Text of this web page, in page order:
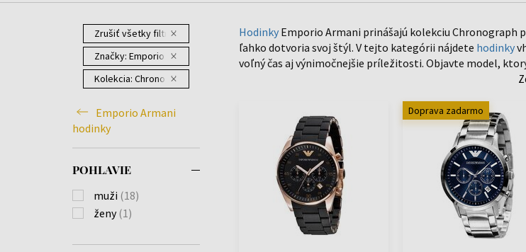
Zrušiť všetky filtre
Značky: Emporio Armani
Kolekcia: Chronograph
Emporio Armani
hodinky
POHLAVIE
muži (18)
ženy(1)
Hodinky Emporio Armani prinášajú kolekciu Chronograph
ľahko dotvoria svoj štýl. V tejto kategórii nájdete hodinky
voľný čas aj výnimočnejšie príležitosti. Objavte model,
Doprava zadarmo